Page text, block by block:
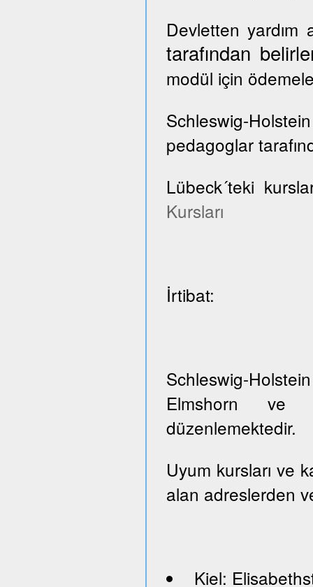
Devletten
tarafından
modül için
Schleswig-
pedagoglar
Lübeck´teki
Kursları
İrtibat:
Schleswig-
Elmshorn ve
düzenlemektedir.
Uyum kursları ve
alan adreslerden
Kiel: